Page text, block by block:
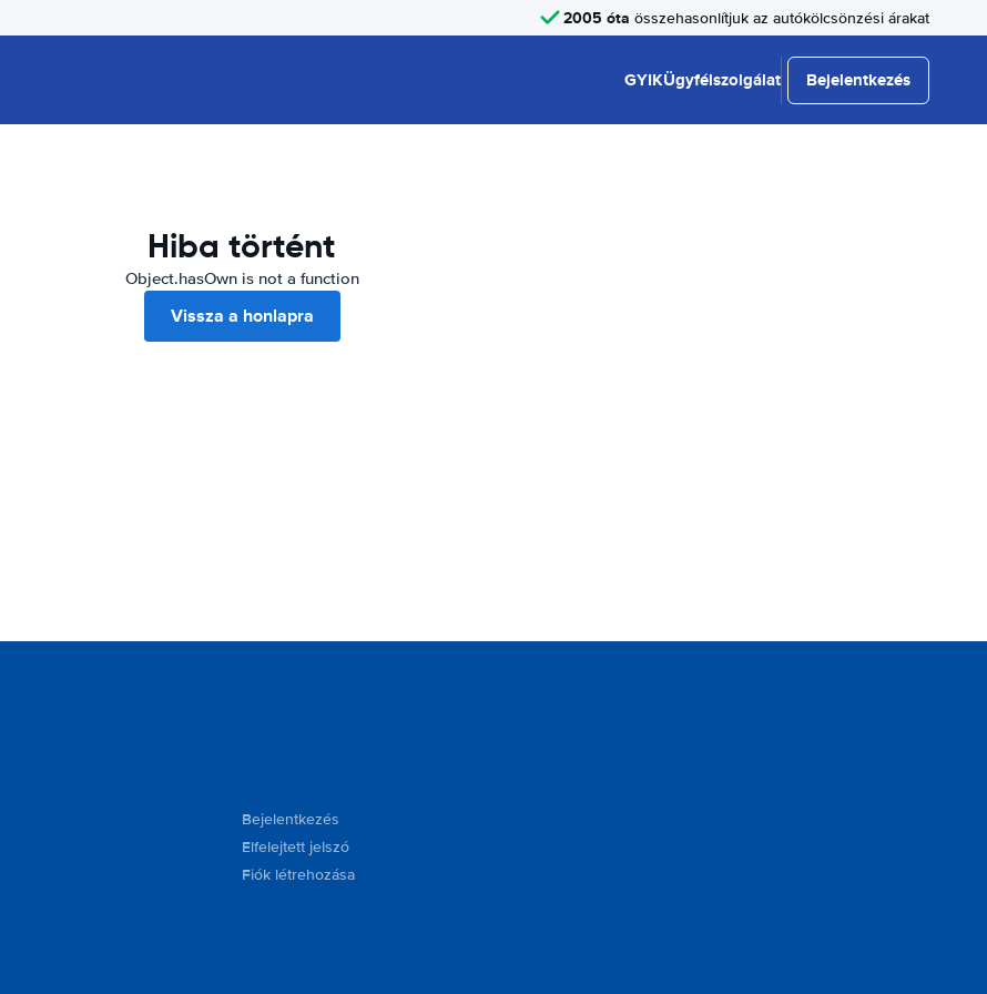
2005 óta összehasonlítjuk az autókölcsönzési árakat
GYIKÜgyfélszolgálat Bejelentkezés
Hiba történt
Object.hasOwn is not a function
Vissza a honlapra
Bejelentkezés
Elfelejtett jelszó
Fiók létrehozása